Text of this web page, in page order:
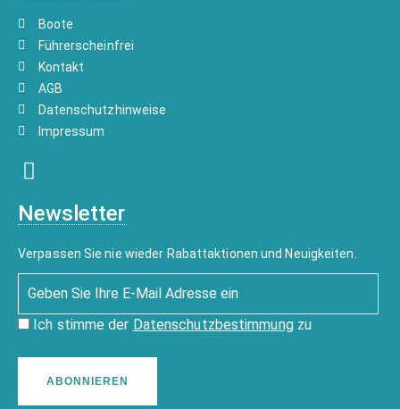
Boote
Führerscheinfrei
Kontakt
AGB
Datenschutzhinweise
Impressum
Newsletter
Verpassen Sie nie wieder Rabattaktionen und Neuigkeiten.
Ich stimme der Datenschutzbestimmungzu
ABONNIEREN